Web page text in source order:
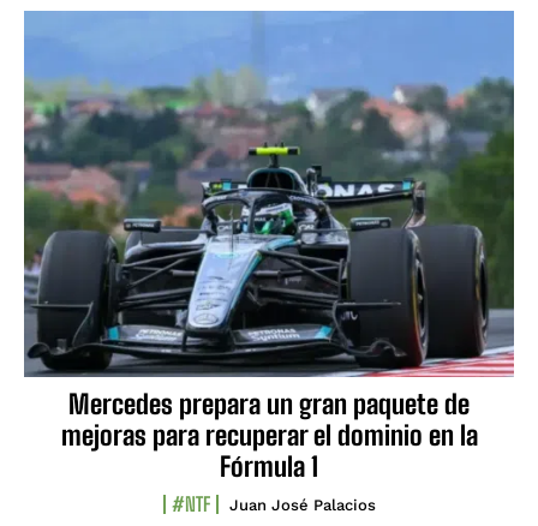
Mercedes prepara un gran paquete de
mejoras para recuperar el dominio en la
Fórmula 1
#NTF Juan José Palacios